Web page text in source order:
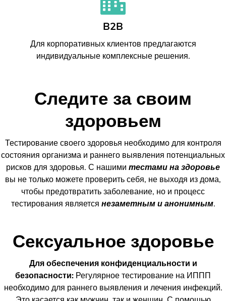
B2B
Для корпоративных клиентов предлагаются
индивидуальные комплексные решения.
Следите за своим
здоровьем
Тестирование своего здоровья необходимо для контроля
состояния организма и раннего выявления потенциальных
рисков для здоровья. С нашими тестами на здоровье
вы не только можете проверить себя, не выходя из дома,
чтобы предотвратить заболевание, но и процесс
тестирования является незаметным и анонимным.
Сексуальное здоровье
Для обеспечения конфиденциальности и
безопасности: Регулярное тестирование на ИППП
необходимо для раннего выявления и лечения инфекций.